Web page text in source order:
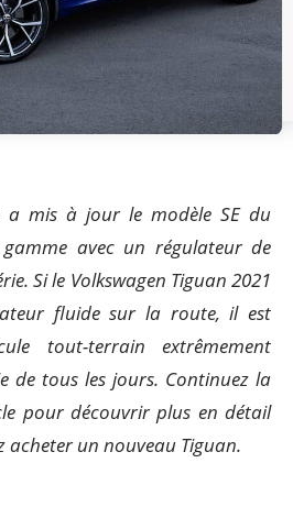
a mis à jour le modèle SE du
avec un régulateur de
Si le Volkswagen Tiguan 2021
fluide sur la route, il est
tout-terrain extrêmement
de tous les jours. Continuez la
pour découvrir plus en détail
un nouveau Tiguan.